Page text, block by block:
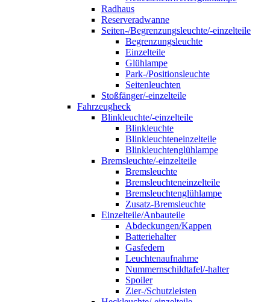
Radhaus
Reserveradwanne
Seiten-/Begrenzungsleuchte/-einzelteile
Begrenzungsleuchte
Einzelteile
Glühlampe
Park-/Positionsleuchte
Seitenleuchten
Stoßfänger/-einzelteile
Fahrzeugheck
Blinkleuchte/-einzelteile
Blinkleuchte
Blinkleuchteneinzelteile
Blinkleuchtenglühlampe
Bremsleuchte/-einzelteile
Bremsleuchte
Bremsleuchteneinzelteile
Bremsleuchtenglühlampe
Zusatz-Bremsleuchte
Einzelteile/Anbauteile
Abdeckungen/Kappen
Batteriehalter
Gasfedern
Leuchtenaufnahme
Nummernschildtafel/-halter
Spoiler
Zier-/Schutzleisten